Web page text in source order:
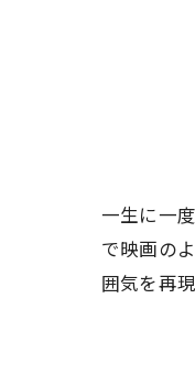
一生に一
で映画の
囲気を再